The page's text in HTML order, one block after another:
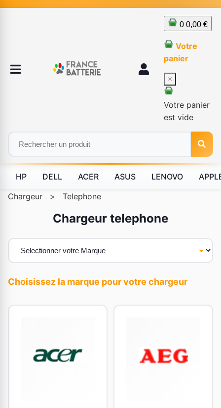
0 0,00 €
Votre
panier
×
Votre panier
est vide
HP DELL ACER ASUS LENOVO
Chargeur > Telephone
Chargeur telephone
Choisissez la marque pour votre chargeur